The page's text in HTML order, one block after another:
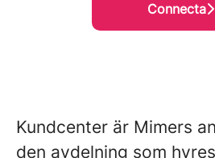
Connecta
Kundcenter är Mimers
den avdelning som